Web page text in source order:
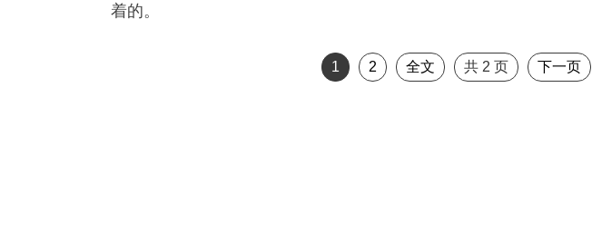
着的。
1 2 全文 共2 页 下一页